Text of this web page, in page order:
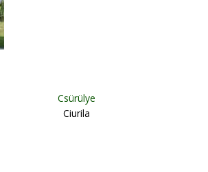
Csürülye
Ciurila